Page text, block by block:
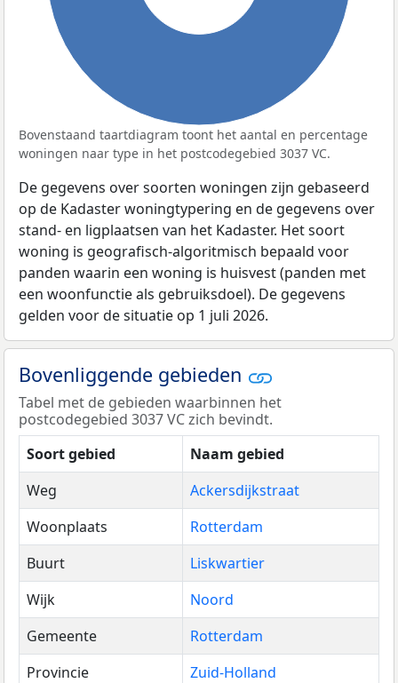
Bovenstaand taartdiagram toont het aantal en percentage
woningen naar type in het postcodegebied 3037 VC.
De gegevens over soorten woningen zijn gebaseerd
op de Kadaster woningtypering en de gegevens over
stand- en ligplaatsen van het Kadaster. Het soort
woning is geografisch-algoritmisch bepaald voor
panden waarin een woning is huisvest (panden met
een woonfunctie als gebruiksdoel). De gegevens
gelden voor de situatie op 1 juli 2026.
Bovenliggende gebieden
Tabel met de gebieden waarbinnen het
postcodegebied 3037 VC zich bevindt.
Soort gebied
Naam gebied
Weg
Ackersdijkstraat
Woonplaats
Rotterdam
Buurt
Liskwartier
Wijk
Noord
Gemeente
Rotterdam
Provincie
Zuid-Holland